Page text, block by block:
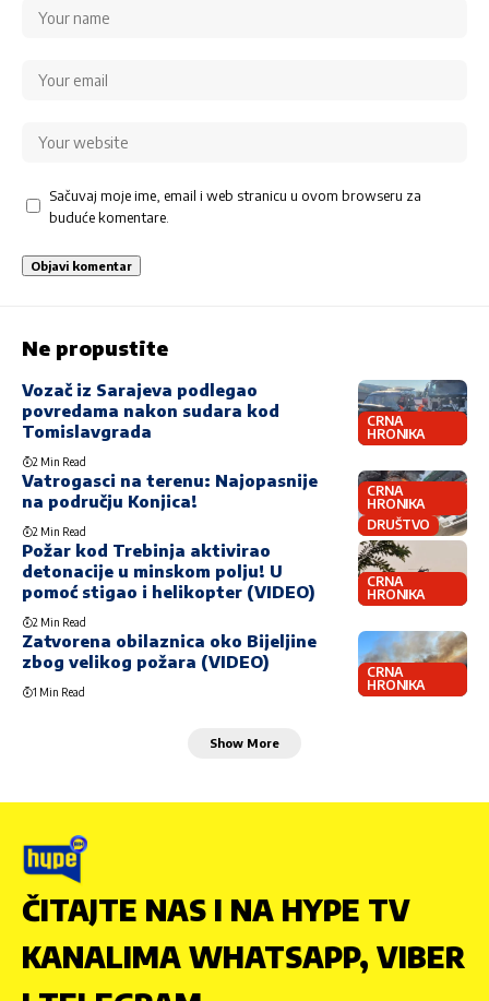
Sačuvaj moje ime, email i web stranicu u ovom browseru za
buduće komentare.
Ne propustite
CRNA
HRONIKA
Vozač iz Sarajeva podlegao
povredama nakon sudara kod
Tomislavgrada
2 Min Read
CRNA
HRONIKA
DRUŠTVO
Vatrogasci na terenu: Najopasnije
na području Konjica!
2 Min Read
CRNA
HRONIKA
Požar kod Trebinja aktivirao
detonacije u minskom polju! U
pomoć stigao i helikopter (VIDEO)
2 Min Read
CRNA
HRONIKA
Zatvorena obilaznica oko Bijeljine
zbog velikog požara (VIDEO)
1 Min Read
Show More
ČITAJTE NAS I NA HYPE TV
KANALIMA WHATSAPP, VIBER